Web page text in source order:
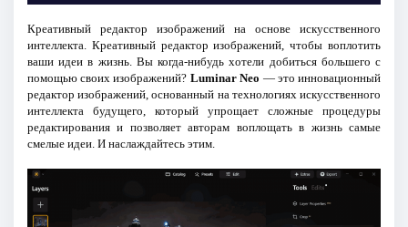
Креативный редактор изображений на основе искусственного
интеллекта. Креативный редактор изображений, чтобы воплотить
ваши идеи в жизнь. Вы когда-нибудь хотели добиться большего с
помощью своих изображений? Luminar Neo — это инновационный
редактор изображений, основанный на технологиях искусственного
интеллекта будущего, который упрощает сложные процедуры
редактирования и позволяет авторам воплощать в жизнь самые
смелые идеи. И наслаждайтесь этим.